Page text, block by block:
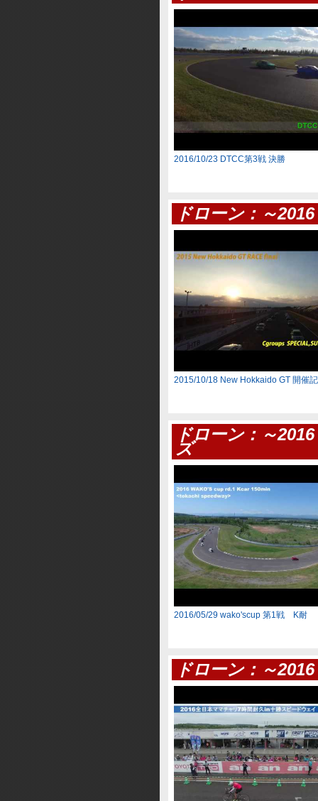
2016/10/23 DTCC第3戦 決勝
ドローン：～
2015/10/18 New Hokkaido GT 開催記
ドローン：～
ズ
2016/05/29 wako'scup 第1戦 K耐
ドローン：～